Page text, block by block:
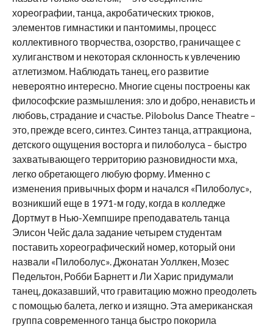
хореографии, танца, акробатических трюков,
элементов гимнастики и пантомимы, процесс
коллективного творчества, озорство, граничащее с
хулиганством и некоторая склонность к увлечению
атлетизмом. Наблюдать танец, его развитие
невероятно интересно. Многие сцены построены как
философские размышления: зло и добро, ненависть и
любовь, страдание и счастье. Pilobolus Dance Theatre–
это, прежде всего, синтез. Синтез танца, аттракциона,
детского ощущения восторга и пилоболуса – быстро
захватывающего территорию разновидности мха,
легко обретающего любую форму. Именно с
изменения привычных форм и начался «Пилоболус»,
возникший еще в 1971-м году, когда в колледже
Дортмут в Нью-Хемпшире преподаватель танца
Элисон Чейс дала задание четырем студентам
поставить хореографический номер, который они
назвали «Пилоболус». Джонатан Уоллкен, Мозес
Педельтон, Робби Барнетт и Ли Харис придумали
танец, доказавший, что гравитацию можно преодолеть
с помощью балета, легко и изящно. Эта американская
группа современного танца быстро покорила